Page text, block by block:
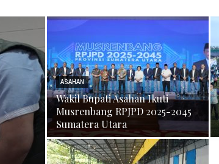
ASAHAN
Wakil Bupati Asahan Ikuti
Musrenbang RPJPD 2025-2045
Sumatera Utara